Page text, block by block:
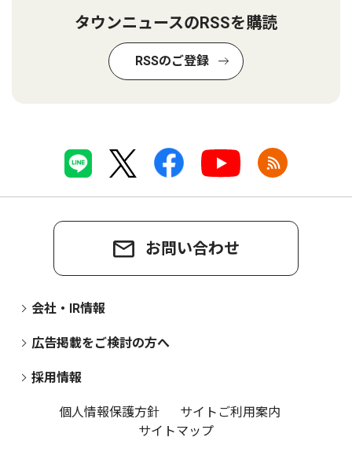
タウンニュースのRSSを購読
RSSのご登録
お問い合わせ
会社・IR情報
広告掲載をご検討の方へ
採用情報
個人情報保護方針
サイトご利用案内
サイトマップ